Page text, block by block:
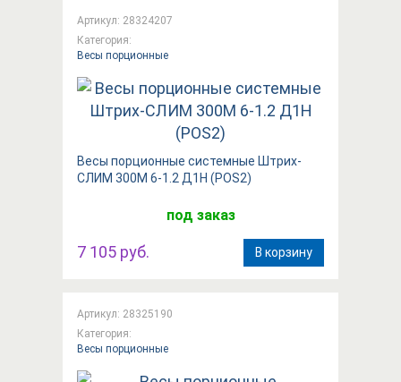
Артикул: 28324207
Категория:
Весы порционные
Весы порционные системные Штрих-
СЛИМ 300М 6-1.2 Д1Н (POS2)
под заказ
7 105 руб. В корзину
Артикул: 28325190
Категория:
Весы порционные